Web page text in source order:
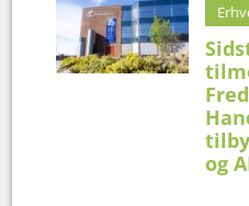
og